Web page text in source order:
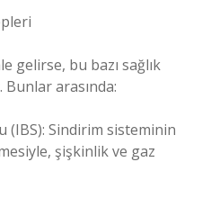
gelirse, bu bazı sağlık
arasında:
(IBS): Sindirim sisteminin
şişkinlik ve gaz